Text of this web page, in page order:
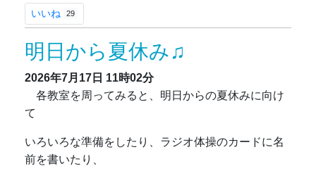
いいね 29
明日から夏休み♫
2026年7月17日 11時02分
各教室を周ってみると、明日からの夏休みに向け
て
いろいろな準備をしたり、ラジオ体操のカードに名
前を書いたり、